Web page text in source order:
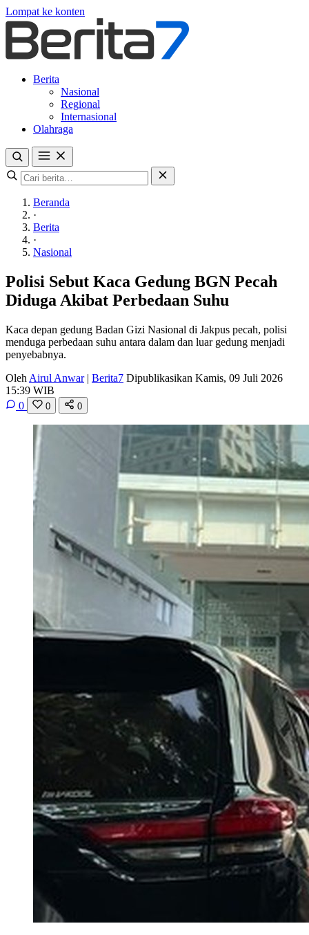
Lompat ke konten
Berita
Nasional
Regional
Internasional
Olahraga
Beranda
·
Berita
·
Nasional
Polisi Sebut Kaca Gedung BGN Pecah
Diduga Akibat Perbedaan Suhu
Kaca depan gedung Badan Gizi Nasional di Jakpus pecah, polisi
menduga perbedaan suhu antara dalam dan luar gedung menjadi
penyebabnya.
Oleh Airul Anwar | Berita7 Dipublikasikan Kamis, 09 Juli 2026
15:39 WIB
0
0 0